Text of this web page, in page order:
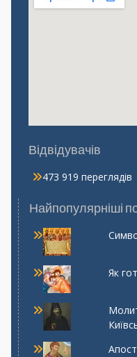
Відвідувачів
473 919 переглядів
Найпопулярніші
Як